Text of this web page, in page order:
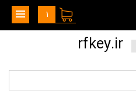
1
rfkey.ir